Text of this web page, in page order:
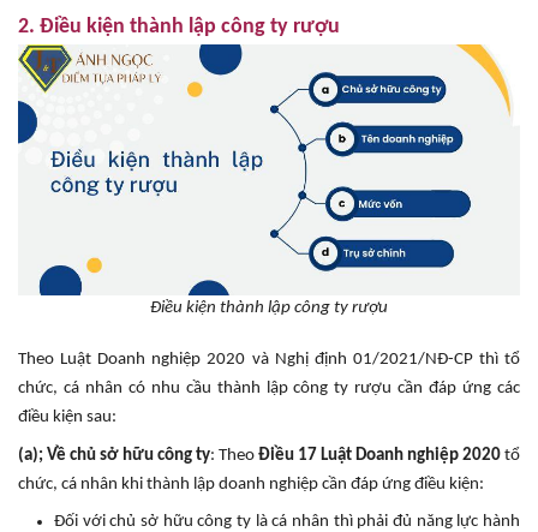
2. Điều kiện thành lập công ty rượu
Điều kiện thành lập công ty rượu
Theo Luật Doanh nghiệp 2020 và Nghị định 01/2021/NĐ-CP thì tổ
chức, cá nhân có nhu cầu thành lập công ty rượu cần đáp ứng các
điều kiện sau:
(a); Về chủ sở hữu công ty: Theo Điều 17 Luật Doanh nghiệp 2020 tổ
chức, cá nhân khi thành lập doanh nghiệp cần đáp ứng điều kiện:
Đối với chủ sở hữu công ty là cá nhân thì phải đủ năng lực hành